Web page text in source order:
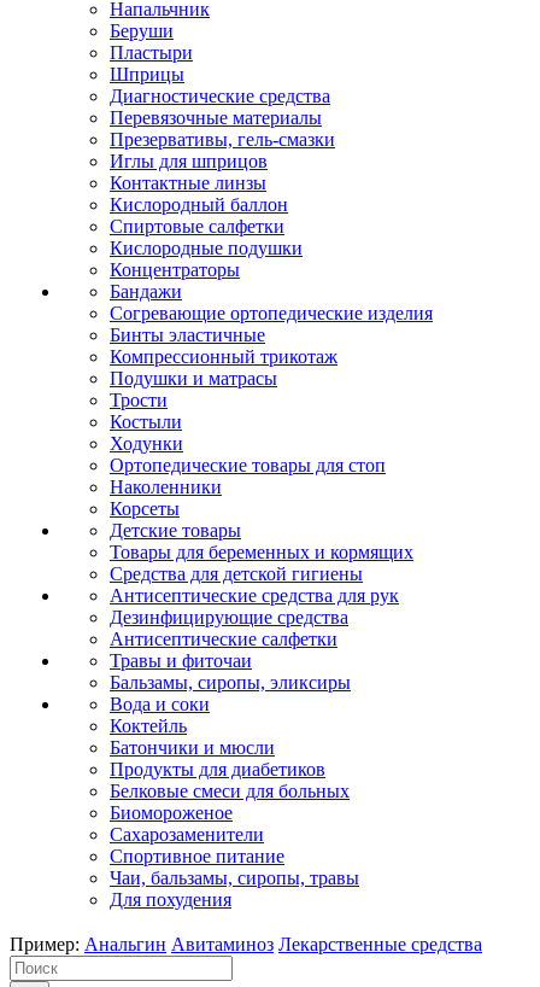
Напальчник
Беруши
Пластыри
Шприцы
Диагностические средства
Перевязочные материалы
Презервативы, гель-смазки
Иглы для шприцов
Контактные линзы
Кислородный баллон
Спиртовые салфетки
Кислородные подушки
Концентраторы
Бандажи
Согревающие ортопедические изделия
Бинты эластичные
Компрессионный трикотаж
Подушки и матрасы
Трости
Костыли
Ходунки
Ортопедические товары для стоп
Наколенники
Корсеты
Детские товары
Товары для беременных и кормящих
Средства для детской гигиены
Антисептические средства для рук
Дезинфицирующие средства
Антисептические салфетки
Травы и фиточаи
Бальзамы, сиропы, эликсиры
Вода и соки
Коктейль
Батончики и мюсли
Продукты для диабетиков
Белковые смеси для больных
Биомороженое
Сахарозаменители
Спортивное питание
Чаи, бальзамы, сиропы, травы
Для похудения
Пример: Анальгин Авитаминоз Лекарственные средства